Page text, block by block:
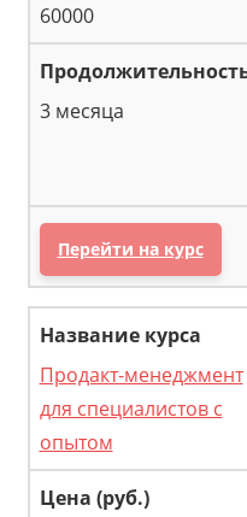
60000
3 месяца
Перейти на курс
Продакт-менеджмент
для специалистов с
опытом